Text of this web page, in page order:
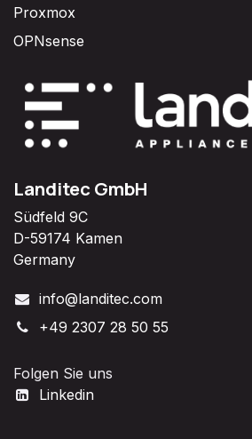
Proxmox
OPNsense
Landitec GmbH
Südfeld 9C
D-59174 Kamen
Germany
info@landitec.com
+49 2307 28 50 55
Folgen Sie uns
Linkedin